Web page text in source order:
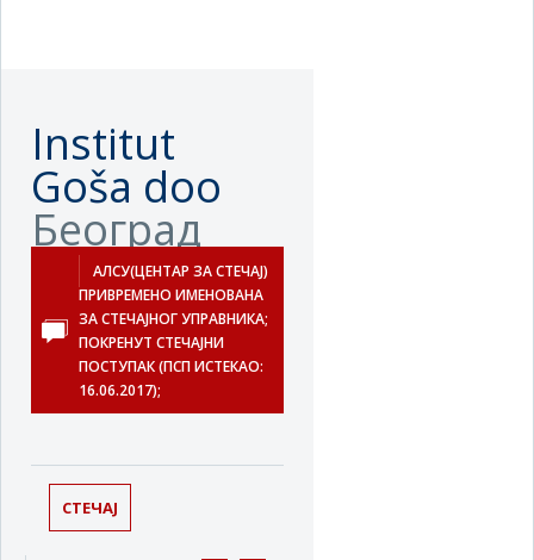
Institut
Goša doo
Београд
АЛСУ(ЦЕНТАР ЗА СТЕЧАЈ)
ПРИВРЕМЕНО ИМЕНОВАНА
ЗА СТЕЧАЈНОГ УПРАВНИКА;
ПОКРЕНУТ СТЕЧАЈНИ
ПОСТУПАК (ПСП ИСТЕКАО:
16.06.2017);
СТЕЧАЈ